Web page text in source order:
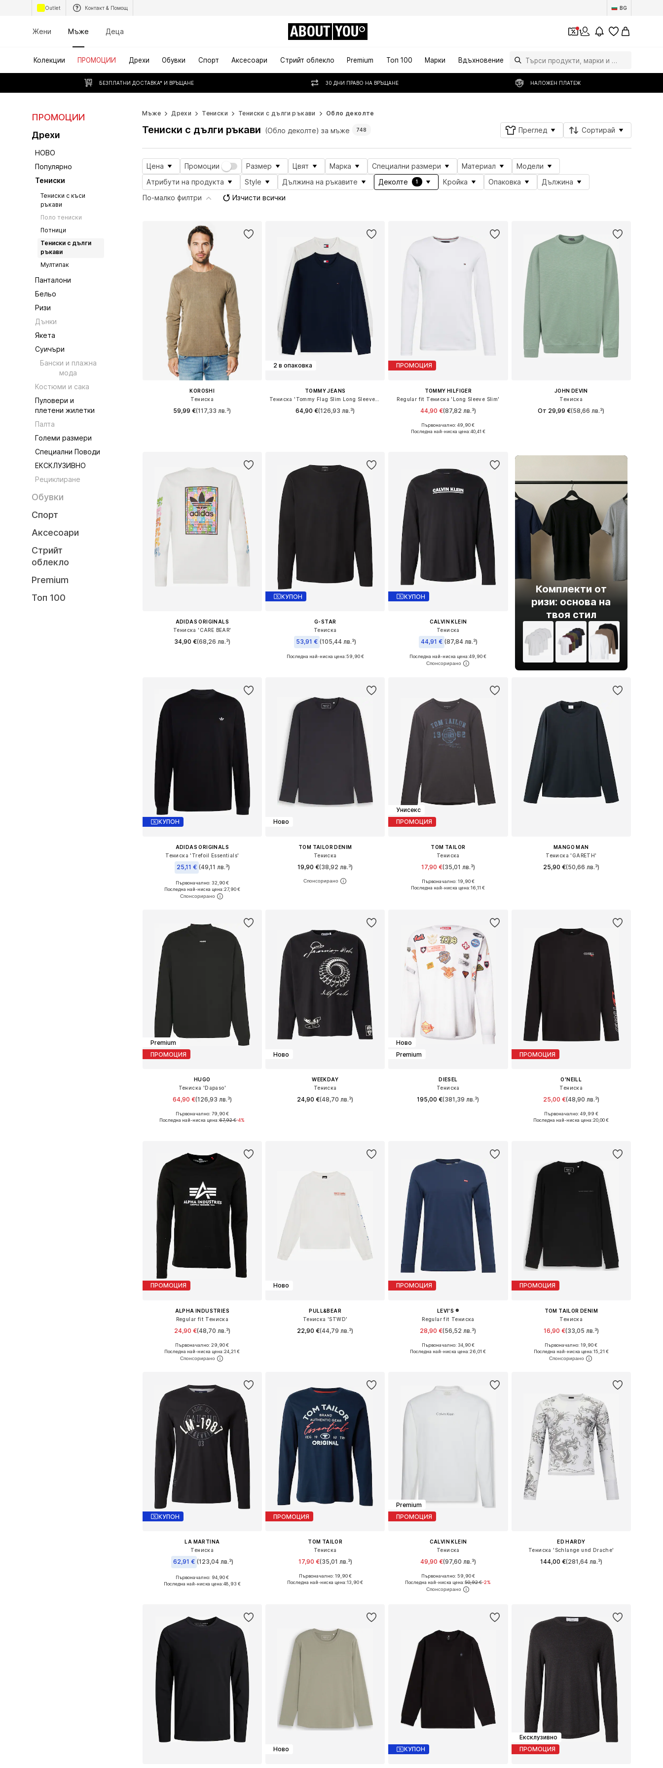
Outlet Контакт & Помощ BG
Жени Мъже Деца ABOUT YOU 1
Колекции ПРОМОЦИИ Дрехи Обувки Спорт Аксесоари Стрийт облекло Premium Топ 100 Марки Вдъхновение
БЕЗПЛАТНИ ДОСТАВКА* И ВРЪЩАНЕ 30 ДНИ ПРАВО НА ВРЪЩАНЕ НАЛОЖЕН ПЛАТЕЖ
ПРОМОЦИИ
Дрехи
НОВО
Популярно
Тениски
Тениски с къси
ръкави
Поло тениски
Потници
Тениски с дълги
ръкави
Мултипак
Панталони
Бельо
Ризи
Дънки
Якета
Суичъри
Бански и плажна
мода
Костюми и сака
Пуловери и
плетени жилетки
Палта
Големи размери
Специални Поводи
ЕКСКЛУЗИВНО
Рециклиране
Обувки
Спорт
Аксесоари
Стрийт
облекло
Premium
Топ 100
Мъже Дрехи Тениски Тениски с дълги ръкави Обло деколте
Тениски с дълги ръкави (Обло деколте) за мъже 748 Преглед Сортирай
Цена Промоции Размер Цвят Марка Специални размери Материал
Модели
Атрибути на продукта
Style Дължина на ръкавите Деколте 1 Кройка Опаковка
Дължина
По-малко филтри
Изчисти всички
KOROSHI
Тениска
59,99 €(117,33 лв.³)
2 в опаковка
TOMMY JEANS
64,90 €(126,93 лв.³)
ПРОМОЦИЯ
TOMMY HILFIGER
Regular fit Тениска 'Long Sleeve Slim'
44,90 €(87,82 лв.³)
+2
Предлага се в много размери
Първоначално: 49,90 €
Последна най-ниска цена:40,41 €
JOHN DEVIN
Тениска
От 29,99 €(58,66 лв.³)
ADIDAS ORIGINALS
Тениска 'CARE BEAR'
34,90 €(68,26 лв.³)
КУПОН
G-STAR
Тениска
53,91 € (105,44 лв.³)
Налични размери: XS, S, M, L, XL
Последна най-ниска цена:59,90 €
КУПОН
CALVIN KLEIN
Тениска
44,91 € (87,84 лв.³)
Налични размери: XS, S, M, L, XL
Последна най-ниска цена:49,90 €
Комплекти от
ризи: основа на
твоя стил
КУПОН
ADIDAS ORIGINALS
Тениска 'Trefoil Essentials'
25,11 € (49,11 лв.³)
Добави в кошницата
Първоначално: 32,90 €
Последна най-ниска цена:27,90 €
Ново
TOM TAILOR DENIM
Тениска
19,90 €(38,92 лв.³)
Налични размери: S, M, L, XL, XXL
Унисекс
ПРОМОЦИЯ
TOM TAILOR
Тениска
17,90 €(35,01 лв.³)
+4
Налични размери: S, M, L, XL, XXL
Първоначално: 19,90 €
Последна най-ниска цена:16,11 €
MANGO MAN
Тениска 'GARETH'
25,90 €(50,66 лв.³)
Premium
ПРОМОЦИЯ
HUGO
Тениска 'Dapaso'
64,90 €(126,93 лв.³)
Налични размери: XS, S, M, L, XL, XXL
Първоначално: 79,90 €
Последна най-ниска цена:67,92 €-4%
Ново
WEEKDAY
Тениска
24,90 €(48,70 лв.³)
Ново
Premium
DIESEL
Тениска
195,00 €(381,39 лв.³)
ПРОМОЦИЯ
O'NEILL
Тениска
25,00 €(48,90 лв.³)
Налични размери: XS, S, M, L, XL
Първоначално: 49,99 €
Последна най-ниска цена:20,00 €
ПРОМОЦИЯ
ALPHA INDUSTRIES
Regular fit Тениска
24,90 €(48,70 лв.³)
Налични размери: S, M, L, XL, XXL, XXXL
Добави в кошницата
Първоначално: 29,90 €
Последна най-ниска цена:24,21 €
Ново
PULL&BEAR
Тениска 'STWD'
22,90 €(44,79 лв.³)
ПРОМОЦИЯ
LEVI'S ®
Regular fit Тениска
28,90 €(56,52 лв.³)
Налични размери: XS, S, M, L, XL, XXL
Първоначално: 34,90 €
Последна най-ниска цена:26,01 €
ПРОМОЦИЯ
TOM TAILOR DENIM
Тениска
16,90 €(33,05 лв.³)
Налични размери: XS, S, M, L, XL, XXL
Добави в кошницата
Първоначално: 19,90 €
Последна най-ниска цена:15,21 €
КУПОН
LA MARTINA
Тениска
62,91 € (123,04 лв.³)
Налични размери: S, M, L, XL, XXL
Първоначално: 94,90 €
Последна най-ниска цена:48,93 €
ПРОМОЦИЯ
TOM TAILOR
Тениска
17,90 €(35,01 лв.³)
Налични размери: M, L, XL, XXL
Първоначално: 19,90 €
Последна най-ниска цена:13,90 €
Premium
ПРОМОЦИЯ
CALVIN KLEIN
Тениска
49,90 €(97,60 лв.³)
Налични размери: S, M, L, XL
Добави в кошницата
Първоначално: 59,90 €
Последна най-ниска цена:50,92 €-2%
ED HARDY
Тениска 'Schlange und Drache'
144,00 €(281,64 лв.³)
Ново КУПОН
Ексклузивно
ПРОМОЦИЯ